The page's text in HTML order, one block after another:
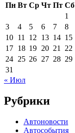
Пн Вт Ср Чт Пт Сб
1
3
4 5 6 7 8
10 11 12 13 14 15
17 18 19 20 21 22
24 25 26 27 28 29
31
« Июл
Рубрики
Автоновости
Автособытия